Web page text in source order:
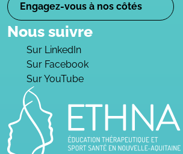
Engagez-vous à nos côtés
Nous suivre
Sur LinkedIn
Sur Facebook
Sur YouTube